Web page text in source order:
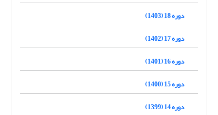
دوره 18 (1403)
دوره 17 (1402)
دوره 16 (1401)
دوره 15 (1400)
دوره 14 (1399)